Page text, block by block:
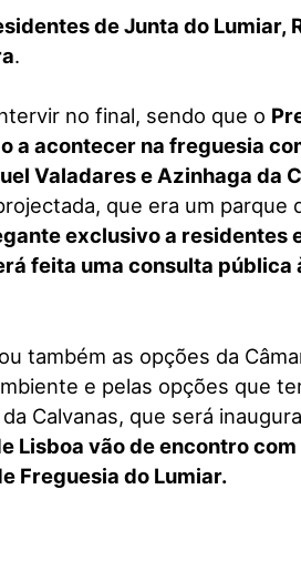
de Junta do Lumiar,
.
no final, sendo que o
a acontecer na freguesia
Valadares e Azinhaga da
que era um parque
exclusivo a residentes
feita uma consulta pública
também as opções da
e pelas opções que
Calvanas, que será
Lisboa vão de encontro
Freguesia do Lumiar.